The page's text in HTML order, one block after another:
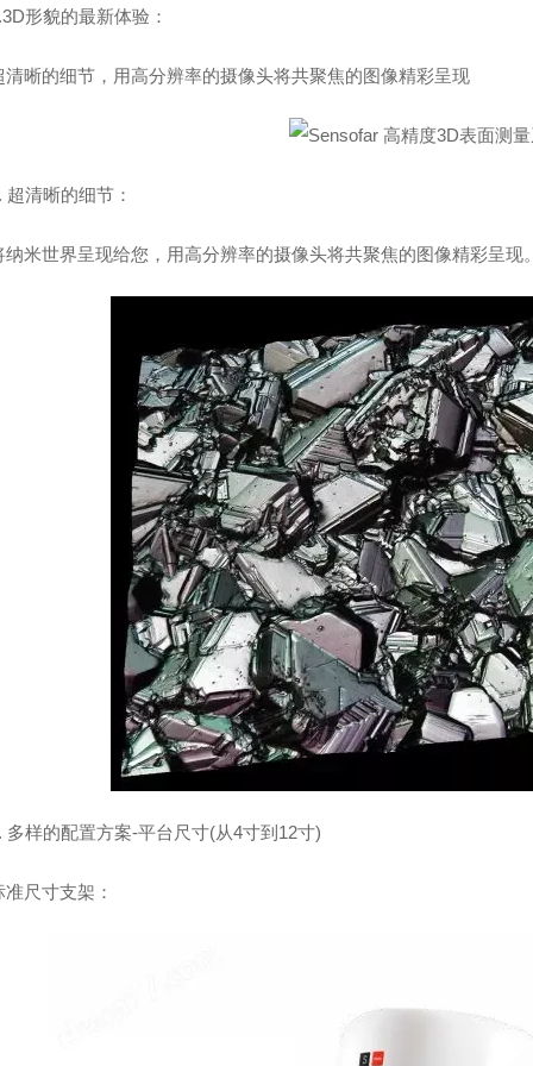
貌的最新体验：
的细节，用高分辨率的摄像头将共聚焦的图像精彩呈现
清晰的细节：
世界呈现给您，用高分辨率的摄像头将共聚焦的图像精彩呈现
的配置方案-平台尺寸(从4寸到12寸)
寸支架：